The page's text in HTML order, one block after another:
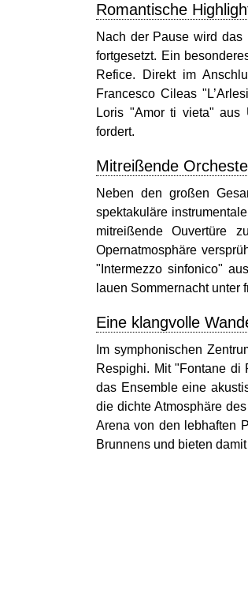
Romantische
Nach der Pause wird das
fortgesetzt. Ein
Refice. Direkt im
Francesco Cileas
Loris "Amor ti vieta" aus
fordert.
Mitreißende
Neben den großen
spektakuläre
mitreißende Ouvertüre
Opernatmosphäre
"Intermezzo sinfonico"
lauen Sommernacht unter
Eine klangvolle
Im symphonischen
Respighi. Mit "Fontane
das Ensemble eine
die dichte Atmosphäre
Arena von den lebhaften
Brunnens und bieten